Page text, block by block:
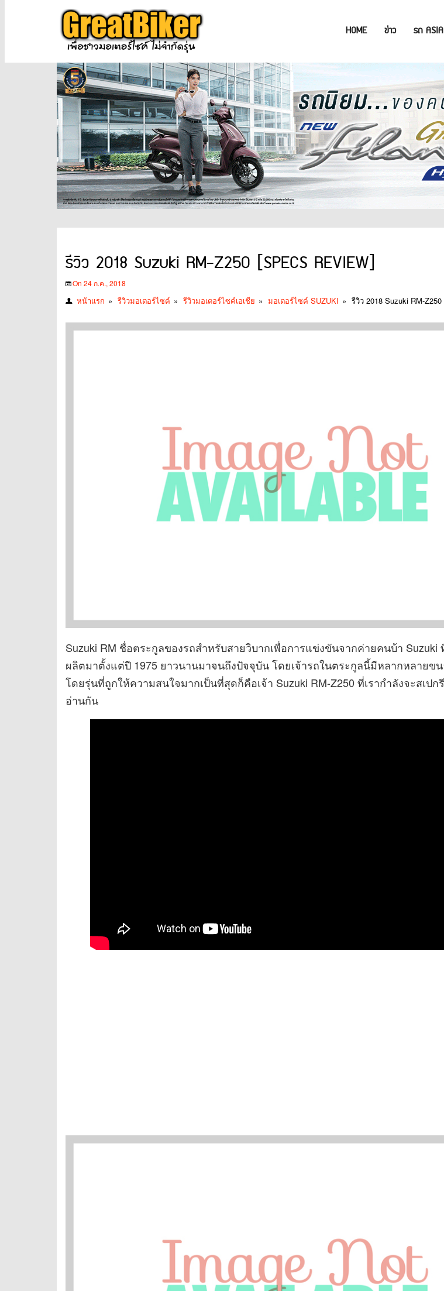
HOME ข่าว รถ ASIA
รีวิว 2018 Suzuki RM-Z250 [SPECS REVIEW]
On 24 ก.ค., 2018
หน้าแรก » รีวิวมอเตอร์ไซค์ » รีวิวมอเตอร์ไซค์เอเชีย » มอเตอร์ไซค์ SUZUKI » รีวิว 2018 Suzuki RM-
Suzuki RM ชื่อตระกูลของรถสำหรับสายวิบากเพื่อการแข่งขันจากค่ายคนบ้า Suzuki
ผลิตมาตั้งแต่ปี 1975 ยาวนานมาจนถึงปัจจุบัน โดยเจ้ารถในตระกูลนี้มีหลากหลายข
โดยรุ่นที่ถูกให้ความสนใจมากเป็นที่สุดก็คือเจ้า Suzuki RM-Z250 ที่เรากำลังจะสเปก
อ่านกัน